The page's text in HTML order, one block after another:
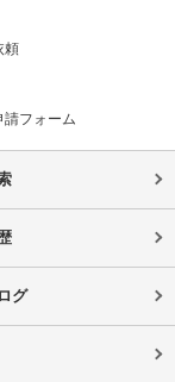
頼
請フォーム
グ